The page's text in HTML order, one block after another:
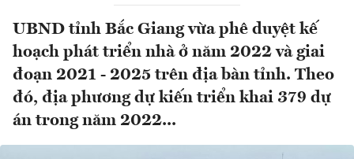
UBND tỉnh Bắc Giang vừa phê duyệt kế
hoạch phát triển nhà ở năm 2022 và giai
đoạn 2021 - 2025 trên địa bàn tỉnh. Theo
đó, địa phương dự kiến triển khai 379 dự
án trong năm 2022...